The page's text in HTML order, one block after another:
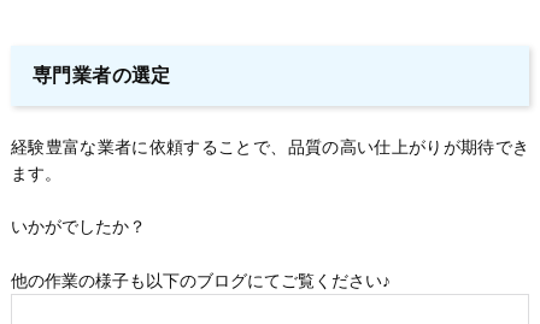
専門業者の選定
経験豊富な業者に依頼することで、品質の高い仕上がりが期待でき
ます。
いかがでしたか？
他の作業の様子も以下のブログにてご覧ください♪